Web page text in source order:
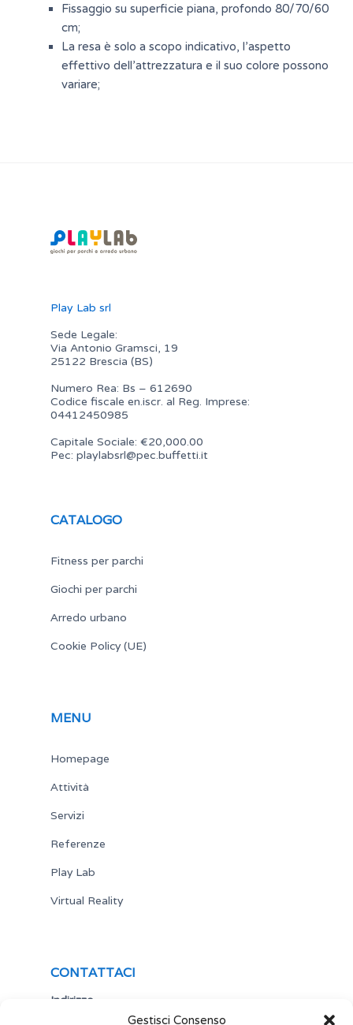
Gestisci Consenso
Fissaggio su superficie piana, profondo 80/70/60
cm;
La resa è solo a scopo indicativo, l’aspetto
effettivo dell’attrezzatura e il suo colore possono
variare;
Play Lab srl
Sede Legale:
Via Antonio Gramsci, 19
25122 Brescia (BS)
Numero Rea: Bs – 612690
Codice fiscale en.iscr. al Reg. Imprese:
04412450985
Capitale Sociale: €20,000.00
Pec: playlabsrl@pec.buffetti.it
CATALOGO
Fitness per parchi
Giochi per parchi
Arredo urbano
Cookie Policy (UE)
MENU
Homepage
Attività
Servizi
Referenze
Play Lab
Virtual Reality
CONTATTACI
Indirizzo